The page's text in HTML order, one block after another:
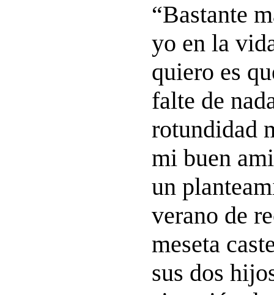
“Bastante
yo en la
quiero es
falte de
rotundidad
mi buen
un
verano de
meseta
sus dos